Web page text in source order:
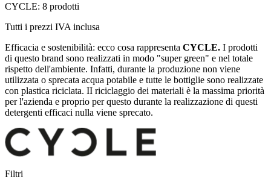
CYCLE: 8 prodotti
Tutti i prezzi IVA inclusa
Efficacia e sostenibilità: ecco cosa rappresenta CYCLE. I prodotti
di questo brand sono realizzati in modo "super green" e nel totale
rispetto dell'ambiente. Infatti, durante la produzione non viene
utilizzata o sprecata acqua potabile e tutte le bottiglie sono realizzate
con plastica riciclata. II riciclaggio dei materiali è la massima priorità
per l'azienda e proprio per questo durante la realizzazione di questi
detergenti efficaci nulla viene sprecato.
Filtri